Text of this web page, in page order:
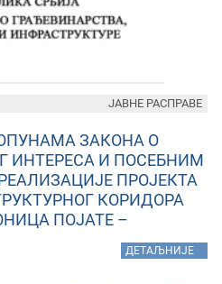
ЗАКОНА О
ИНТЕРЕСА И ПОСЕБНИМ
ПРОЈЕКТА
КОРИДОРА
ПОЈАТЕ –
ДЕТАЉНИЈЕ
ЈАВНЕ РАСПРАВЕ